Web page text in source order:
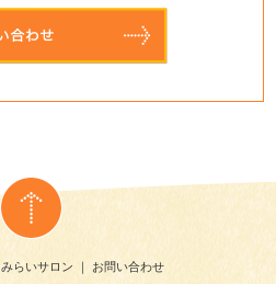
みらいサロン ｜ お問い合わせ